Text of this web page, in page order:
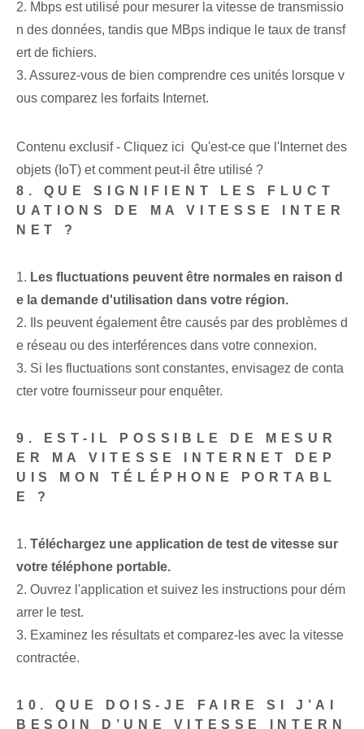
2. Mbps est utilisé pour mesurer la vitesse de transmissio
n des données, tandis que MBps indique le taux de transf
ert de fichiers.
3. Assurez-vous de bien comprendre ces unités lorsque v
ous comparez les forfaits Internet.
Contenu exclusif - Cliquez ici Qu'est-ce que l'Internet des
objets (IoT) et comment peut-il être utilisé ?
8. QUE SIGNIFIENT LES FLUCT
UATIONS DE MA VITESSE INTER
NET ?
1. Les fluctuations peuvent être normales en raison d
e la demande d'utilisation dans votre région.
2. Ils peuvent également être causés par des problèmes d
e réseau ou des interférences dans votre connexion.
3. Si les fluctuations sont constantes, envisagez de conta
cter votre fournisseur pour enquêter.
9. EST-IL POSSIBLE DE MESUR
ER MA VITESSE INTERNET DEP
UIS MON TÉLÉPHONE PORTABL
E ?
1. Téléchargez une application de test de vitesse sur
votre téléphone portable.
2. Ouvrez l'application et suivez les instructions pour dém
arrer le test.
3. Examinez les résultats et comparez-les avec la vitesse
contractée.
10. QUE DOIS-JE FAIRE SI J’AI
BESOIN D’UNE VITESSE INTERN